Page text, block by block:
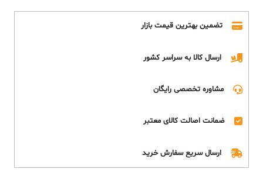
تضمین بهترین قیمت بازار
ارسال کالا به سراسر کشور
مشاوره تخصصی رایگان
ضمانت اصالت کالای معتبر
ارسال سریع سفارش خرید